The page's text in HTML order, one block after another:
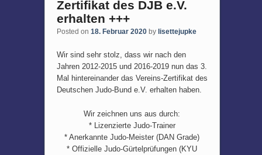
Zertifikat des DJB e.V.
erhalten +++
Posted on 18. Februar 2020 by lisettejupke
Wir sind sehr stolz, dass wir nach den
Jahren 2012-2015 und 2016-2019 nun das 3.
Mal hintereinander das Vereins-Zertifikat des
Deutschen Judo-Bund e.V. erhalten haben.
Wir zeichnen uns aus durch:
* Lizenzierte Judo-Trainer
* Anerkannte Judo-Meister (DAN Grade)
* Offizielle Judo-Gürtelprüfungen (KYU